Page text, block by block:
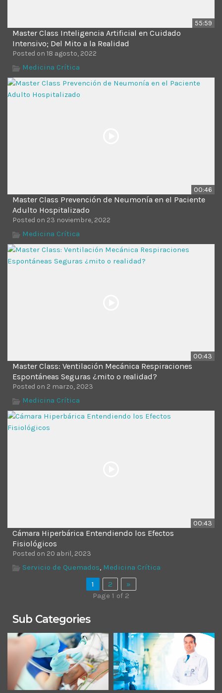
55:59
Master Class Inteligencia Artificial en Cuidado
Intensivo; Del Mito a la Realidad
Posted on 18 agosto, 2022
Medicina Crítica
00:46
Master Class Prevención de Neumonía en el Paciente
Adulto Hospitalizado
Posted on 23 noviembre, 2022
Medicina Crítica
00:43
Master Class: Ventilación Mecánica Respiraciones
Espontáneas Seguras ¿mito o realidad?
Posted on 2 marzo, 2023
Medicina Crítica
00:43
Cámara Hiperbárica Entendiendo los Efectos
Fisiológicos
Posted on 20 abril, 2023
Servicio de Quemados Medicina Crítica
1
2
»
Page 1 of 2
Sub Categories